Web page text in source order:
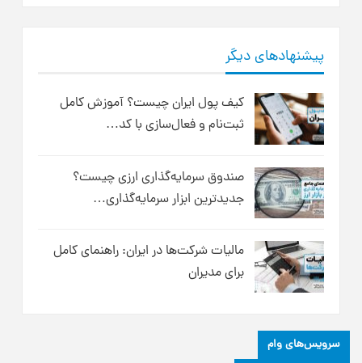
پیشنهادهای دیگر
کیف پول ایران چیست؟ آموزش کامل
ثبت‌نام و فعال‌سازی با کد…
صندوق سرمایه‌گذاری ارزی چیست؟
جدیدترین ابزار سرمایه‌گذاری…
مالیات شرکت‌ها در ایران: راهنمای کامل
برای مدیران
سرویس‌های وام